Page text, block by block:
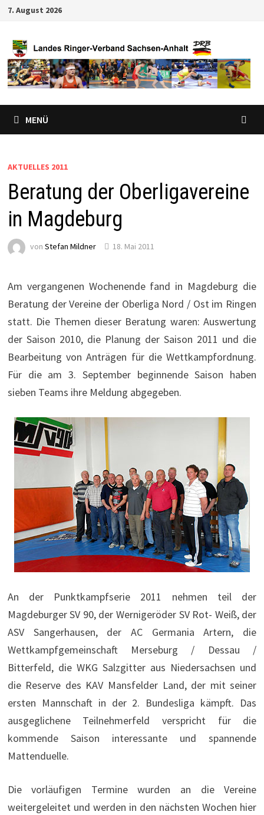
Zum
springen
7. August 2026
MENÜ
AKTUELLES 2011
Beratung der Oberligavereine
in Magdeburg
von Stefan Mildner 18. Mai 2011
Am vergangenen Wochenende fand in Magdeburg die
Beratung der Vereine der Oberliga Nord / Ost im Ringen
statt. Die Themen dieser Beratung waren: Auswertung
der Saison 2010, die Planung der Saison 2011 und die
Bearbeitung von Anträgen für die Wettkampfordnung.
Für die am 3. September beginnende Saison haben
sieben Teams ihre Meldung abgegeben.
An der Punktkampfserie 2011 nehmen teil der
Magdeburger SV 90, der Wernigeröder SV Rot- Weiß, der
ASV Sangerhausen, der AC Germania Artern, die
Wettkampfgemeinschaft Merseburg / Dessau /
Bitterfeld, die WKG Salzgitter aus Niedersachsen und
die Reserve des KAV Mansfelder Land, der mit seiner
ersten Mannschaft in der 2. Bundesliga kämpft. Das
ausgeglichene Teilnehmerfeld verspricht für die
kommende Saison interessante und spannende
Mattenduelle.
Die vorläufigen Termine wurden an die Vereine
weitergeleitet und werden in den nächsten Wochen hier